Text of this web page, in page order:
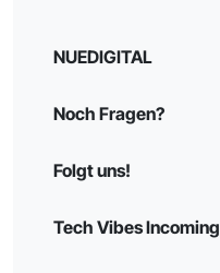
NUEDIGITAL
Noch Fragen?
Folgt uns!
Tech Vibes Incoming